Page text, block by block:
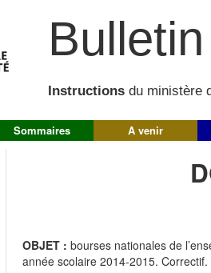
Instructions du ministère
Sommaires A venir
OBJET : bourses nationales de
année scolaire 2014-2015. Correctif.